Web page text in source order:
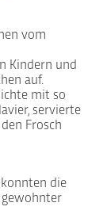
vom
Kindern und
auf.
mit so
servierte
Frosch
konnten die
gewohnter